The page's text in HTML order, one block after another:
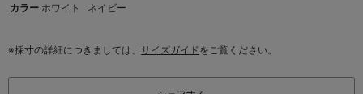
カラー ホワイト ネイビー
※採寸の詳細につきましては、 サイズガイドをご覧ください。